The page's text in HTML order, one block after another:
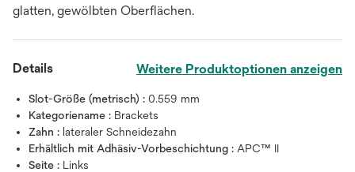
glatten, gewölbten Oberflächen.
Details Weitere Produktoptionen anzeigen
Slot-Größe (metrisch) : 0.559 mm
Kategoriename : Brackets
Zahn : lateraler Schneidezahn
Erhältlich mit Adhäsiv-Vorbeschichtung : APC™ II
Seite : Links